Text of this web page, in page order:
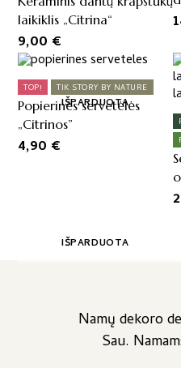
laikiklis „Citrina“
9,00 €
IŠPARDUOTA
TOP! TIK STORY BY NATURE
Popierinės servetėlės
„Citrinos”
4,90 €
IŠPARDUOTA
Namų dekoro
Sau.